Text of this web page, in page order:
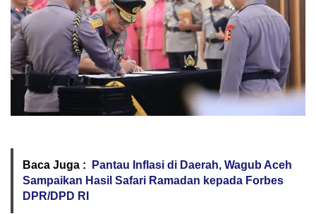
Baca Juga :
Pantau Inflasi di Daerah, Wagub Aceh
Sampaikan Hasil Safari Ramadan kepada Forbes
DPR/DPD RI